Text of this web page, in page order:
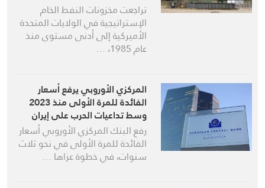
تراجعت مخزونات النفط الخام
الإستراتيجية في الولايات المتحدة
الأميركية إلى أدنى مستوى منذ
المركزي الأوروبي يرفع أسعار
الفائدة للمرة الأولى منذ 2023
وسط تداعيات الحرب على إيران
رفع البنك المركزي الأوروبي أسعار
الفائدة للمرة الأولى في نحو ثلاث
سنوات، في خطوة عزاها …